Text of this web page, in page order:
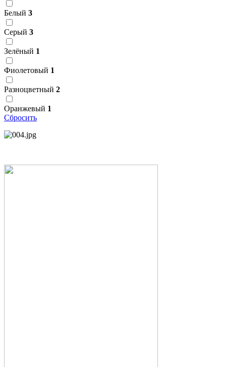
Белый 3
Серый 3
Зелёный 1
Фиолетовый 1
Разноцветный 2
Оранжевый 1
Сбросить